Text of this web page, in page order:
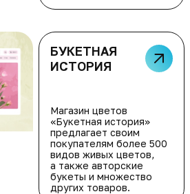
БУКЕТНАЯ
ИСТОРИЯ
Магазин цветов
«Букетная история»
предлагает своим
покупателям более 500
видов живых цветов,
а также авторские
букеты и множество
других товаров.